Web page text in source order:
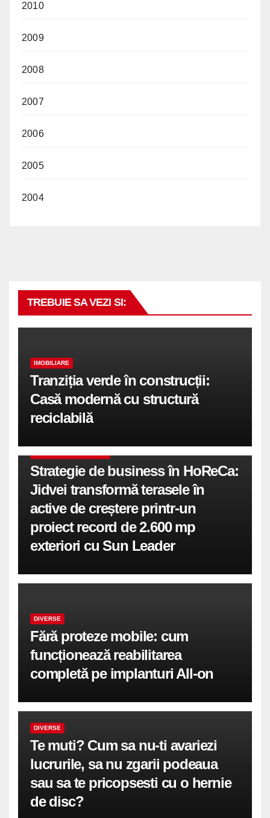
2010
2009
2008
2007
2006
2005
2004
TREBUIE SA VEZI SI:
IMOBILIARE
Tranziția verde în construcții:
Casă modernă cu structură
reciclabilă
Strategie de business în HoReCa:
Jidvei transformă terasele în
active de creștere printr-un
proiect record de 2.600 mp
exteriori cu Sun Leader
DIVERSE
Fără proteze mobile: cum
funcționează reabilitarea
completă pe implanturi All-on
DIVERSE
Te muti? Cum sa nu-ti avariezi
lucrurile, sa nu zgarii podeaua
sau sa te pricopsesti cu o hernie
de disc?